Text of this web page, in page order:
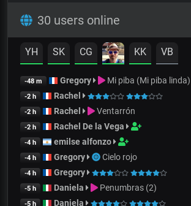
30 users online
YH SK CG KK VB
-48 m Gregory Mi piba (Mi piba linda)
-2 h Rachel
-2 h Rachel Ventarrón
-2 h Rachel De la Vega
-4 h emilse alfonzo
-4 h Gregory Cielo rojo
-4 h Gregory
-5 h Daniela Penumbras (2)
-5 h Daniela